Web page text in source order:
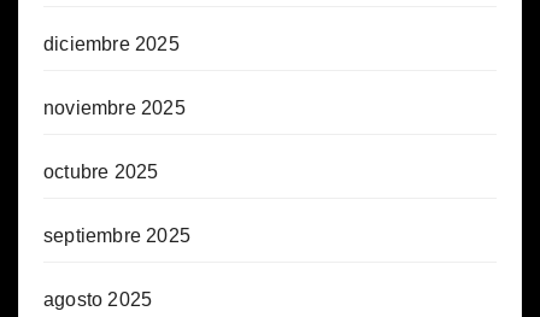
diciembre 2025
noviembre 2025
octubre 2025
septiembre 2025
agosto 2025